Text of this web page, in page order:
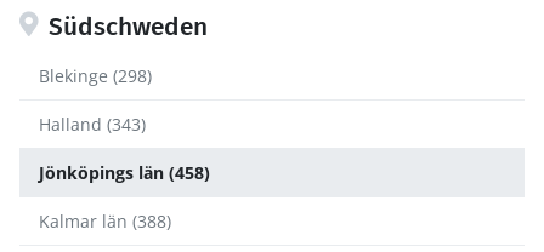
Südschweden
Blekinge (298)
Halland (343)
Jönköpings län (458)
Kalmar län (388)